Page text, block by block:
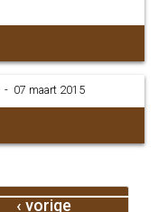
­ - ­ 07 maart 2015
‹ vorige